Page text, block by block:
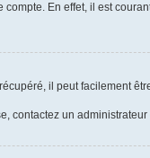
compte. En effet, il est
il peut facilement
contactez un administrateur